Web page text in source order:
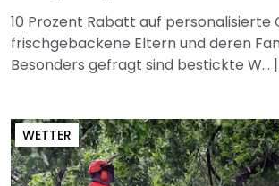
10 Prozent Rabatt auf personalisierte
frischgebackene Eltern und deren
Besonders gefragt sind bestickte W... |
WETTER